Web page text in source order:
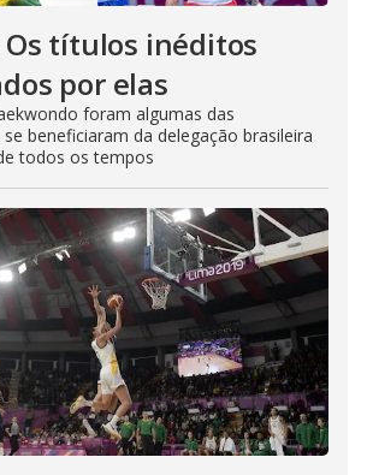
Os títulos inéditos
por elas
foram algumas das
beneficiaram da delegação brasileira
todos os tempos